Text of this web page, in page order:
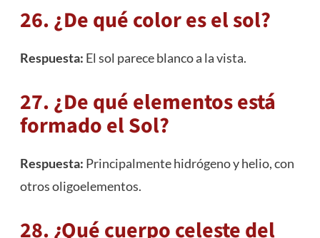
26. ¿De qué color es el sol?
Respuesta: El sol parece blanco a la vista.
27. ¿De qué elementos está
formado el Sol?
Respuesta: Principalmente hidrógeno y helio, con
otros oligoelementos.
28. ¿Qué cuerpo celeste del